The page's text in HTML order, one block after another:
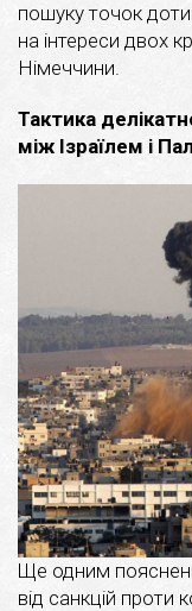
пошуку точок
на інтереси двох
Німеччини.
Тактика
між Ізраїлем і
Ще одним
від санкцій проти